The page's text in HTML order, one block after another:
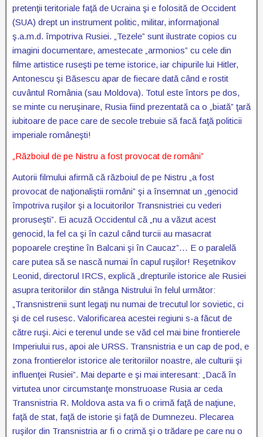
pretenţii teritoriale faţă de Ucraina şi e folosită de Occident
(SUA) drept un instrument politic, militar, informaţional
ş.a.m.d. împotriva Rusiei. „Tezele” sunt ilustrate copios cu
imagini documentare, amestecate „armonios” cu cele din
filme artistice ruseşti pe teme istorice, iar chipurile lui Hitler,
Antonescu şi Băsescu apar de fiecare dată când e rostit
cuvântul România (sau Moldova). Totul este întors pe dos,
se minte cu neruşinare, Rusia fiind prezentată ca o „biată” ţară
iubitoare de pace care de secole trebuie să facă faţă politicii
imperiale româneşti!
„Războiul de pe Nistru a fost provocat de români”
Autorii filmului afirmă că războiul de pe Nistru „a fost
provocat de naţionaliştii români” şi a însemnat un „genocid
împotriva ruşilor şi a locuitorilor Transnistriei cu vederi
proruseşti”. Ei acuză Occidentul că „nu a văzut acest
genocid, la fel ca şi în cazul când turcii au masacrat
popoarele creştine în Balcani şi în Caucaz”… E o paralelă
care putea să se nască numai în capul ruşilor! Reşetnikov
Leonid, directorul IRCS, explică „drepturile istorice ale Rusiei
asupra teritoriilor din stânga Nistrului în felul următor:
„Transnistrenii sunt legaţi nu numai de trecutul lor sovietic, ci
şi de cel rusesc. Valorificarea acestei regiuni s-a făcut de
către ruşi. Aici e terenul unde se văd cel mai bine frontierele
Imperiului rus, apoi ale URSS. Transnistria e un cap de pod, e
zona frontierelor istorice ale teritoriilor noastre, ale culturii şi
influenţei Rusiei”. Mai departe e şi mai interesant: „Dacă în
virtutea unor circumstanţe monstruoase Rusia ar ceda
Transnistria R. Moldova asta va fi o crimă faţă de naţiune,
faţă de stat, faţă de istorie şi faţă de Dumnezeu. Plecarea
ruşilor din Transnistria ar fi o crimă şi o trădare pe care nu o